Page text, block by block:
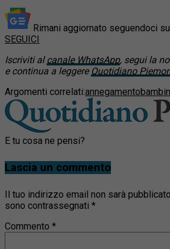
Rimani aggiornato seguendoci
SEGUICI
Iscriviti alcanale WhatsApp, segui la
e continua a leggere Quotidiano
Argomenti correlati:annegamento
E tu cosa ne pensi?
Lascia un commento
Il tuo indirizzo email non sarà
sono contrassegnati *
Commento *